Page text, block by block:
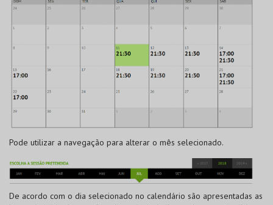
Pode utilizar a navegação para alterar o mês selecionado.
De acordo com o dia selecionado no calendário são apresentadas as